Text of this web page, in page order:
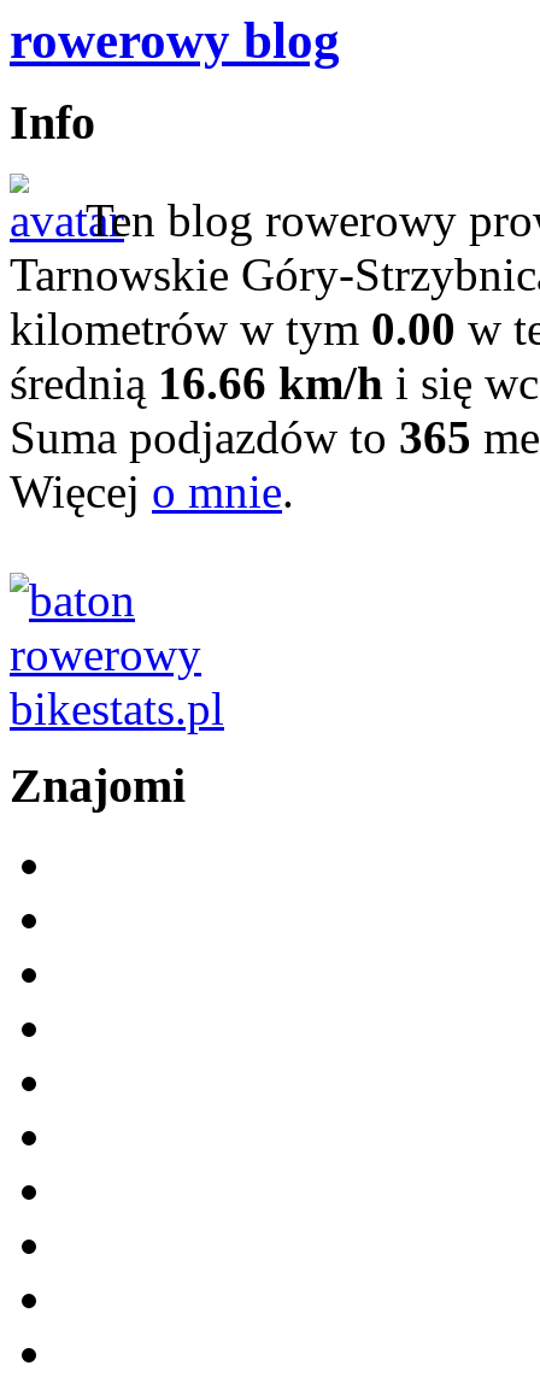
rowerowy blog
Info
Ten blog rowerowy
Tarnowskie Góry-
kilometrów w tym 0.00 w
średnią 16.66 km/h i się
Suma podjazdów to 365
Więcej o mnie.
Znajomi